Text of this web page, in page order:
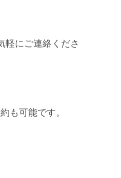
軽にご連絡くださ
も可能です。